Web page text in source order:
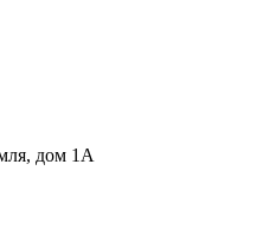
дом 1А